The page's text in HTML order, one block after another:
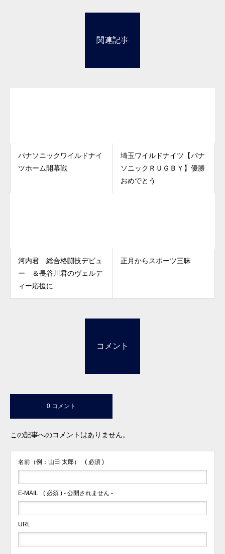
関連記事
パナソニックワイルドナイ
ツホーム開幕戦
埼玉ワイルドナイツ【パナ
ソニックＲＵＧＢＹ】優勝
おめでとう
河内君 総合格闘技デビュ
ー ＆長谷川君のヴェルデ
ィー応援に
正月からスポーツ三昧
コメント
0 コメント
この記事へのコメントはありません。
名前（例：山田 太郎） ( 必須 )
E-MAIL ( 必須 ) - 公開されません -
URL